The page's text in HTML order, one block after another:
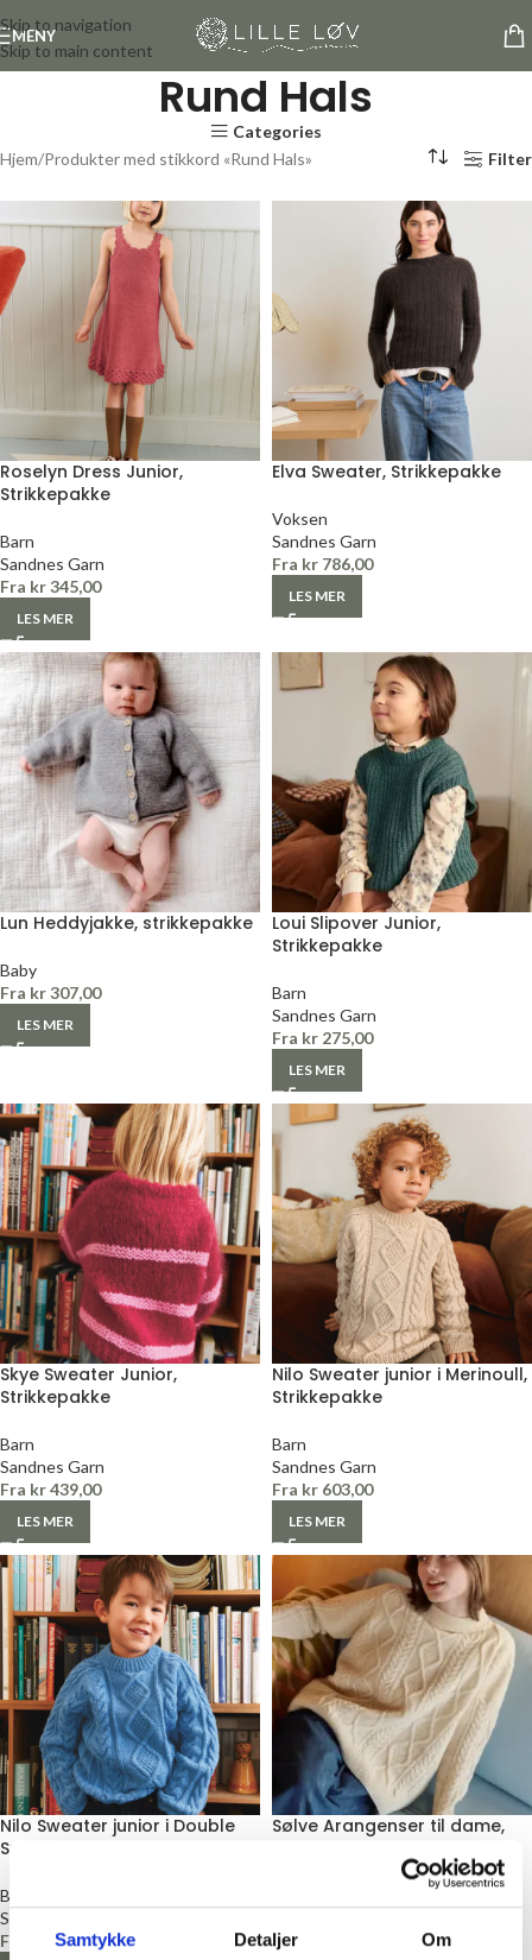
Samtykke Detaljer Om
Skip to navigation
Skip to main content
MENY
Rund Hals
Categories
Hjem Produkter med stikkord «Rund Hals» Filter
Roselyn Dress Junior,
Strikkepakke
Barn
Sandnes Garn
Fra kr345,00
LES MER
Elva Sweater, Strikkepakke
Voksen
Sandnes Garn
Fra kr 786,00
LES MER
Lun Heddyjakke, strikkepakke
Baby
Fra kr307,00
LES MER
Loui Slipover Junior,
Strikkepakke
Barn
Sandnes Garn
Fra kr 275,00
LES MER
Skye Sweater Junior,
Strikkepakke
Barn
Sandnes Garn
Fra kr439,00
LES MER
Nilo Sweater junior i Merinoull,
Strikkepakke
Barn
Sandnes Garn
Fra kr 603,00
LES MER
Nilo Sweater junior i Double
Sunday, Strikkepakke
Barn
Sandnes Garn
Fra
524,00
Sølve Arangenser til dame,
LES MER